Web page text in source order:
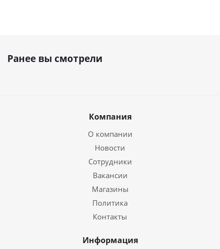
Ранее вы смотрели
Компания
О компании
Новости
Сотрудники
Вакансии
Магазины
Политика
Контакты
Информация